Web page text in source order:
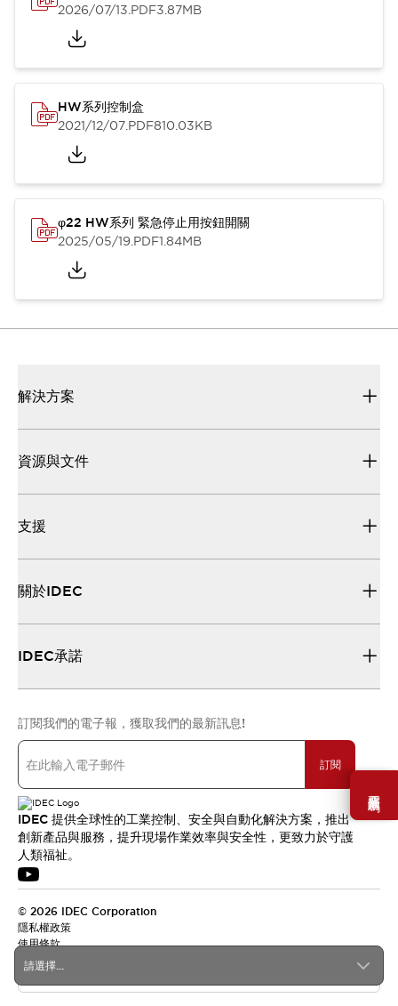
需要幫助嗎？
2026/07/13.PDF3.87MB
HW系列控制盒
2021/12/07.PDF810.03KB
φ22 HW系列 緊急停止用按鈕開關
2025/05/19.PDF1.84MB
請選擇...
解決方案
資源與文件
支援
關於IDEC
IDEC承諾
訂閱我們的電子報，獲取我們的最新訊息!
訂閱
IDEC 提供全球性的工業控制、安全與自動化解決方案，推出
創新產品與服務，提升現場作業效率與安全性，更致力於守護
人類福祉。
© 2026 IDEC Corporation
隱私權政策
使用條款
台灣